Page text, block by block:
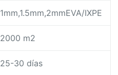
1mm,1.5mm,2mmEVA/IXPE
2000 m2
25-30 días